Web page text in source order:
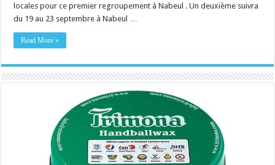
locales pour ce premier regroupement à Nabeul . Un deuxième suivra
du 19 au 23 septembre à Nabeul …
Read More »